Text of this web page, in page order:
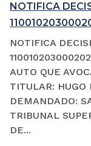
NOTIFICA
NOTIFICA
AUTO QUE
TITULAR: HUGO
DEMANDADO:
TRIBUNAL
DE...